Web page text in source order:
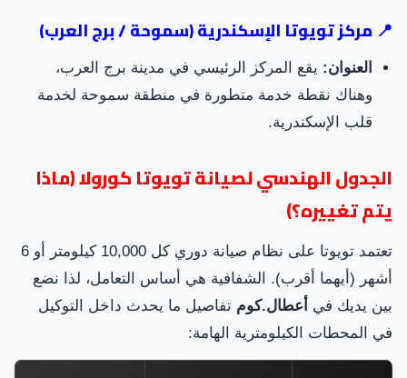
📍 مركز تويوتا الإسكندرية (سموحة / برج العرب)
العنوان: يقع المركز الرئيسي في مدينة برج العرب،
وهناك نقطة خدمة متطورة في منطقة سموحة لخدمة
قلب الإسكندرية.
الجدول الهندسي لصيانة تويوتا كورولا (ماذا
يتم تغييره؟)
تعتمد تويوتا على نظام صيانة دوري كل 10,000 كيلومتر أو 6
أشهر (أيهما أقرب). الشفافية هي أساس التعامل، لذا نضع
بين يديك في أعطال.كوم تفاصيل ما يحدث داخل التوكيل
في المحطات الكيلومترية الهامة: